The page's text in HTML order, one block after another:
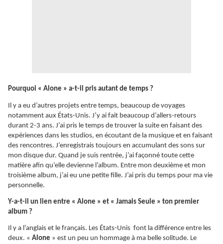
Pourquoi « Alone » a-t-il pris autant de temps ?
Il y a eu d’autres projets entre temps, beaucoup de voyages
notamment aux États-Unis. J’y ai fait beaucoup d’allers-retours
durant 2-3 ans. J’ai pris le temps de trouver la suite en faisant des
expériences dans les studios, en écoutant de la musique et en faisant
des rencontres. J’enregistrais toujours en accumulant des sons sur
mon disque dur. Quand je suis rentrée, j’ai façonné toute cette
matière afin qu’elle devienne l’album. Entre mon deuxième et mon
troisième album, j’ai eu une petite fille. J’ai pris du temps pour ma vie
personnelle.
Y-a-t-il un lien entre « Alone » et « Jamais Seule » ton premier
album ?
Il y a l’anglais et le français. Les États-Unis font la différence entre les
deux. « Alone » est un peu un hommage à ma belle solitude. Le